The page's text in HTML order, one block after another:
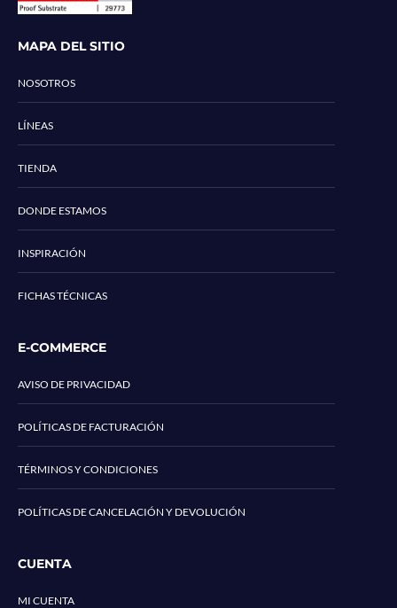
MAPA DEL SITIO
NOSOTROS
LÍNEAS
TIENDA
DONDE ESTAMOS
INSPIRACIÓN
FICHAS TÉCNICAS
E-COMMERCE
AVISO DE PRIVACIDAD
POLÍTICAS DE FACTURACIÓN
TÉRMINOS Y CONDICIONES
POLÍTICAS DE CANCELACIÓN Y DEVOLUCIÓN
CUENTA
MI CUENTA